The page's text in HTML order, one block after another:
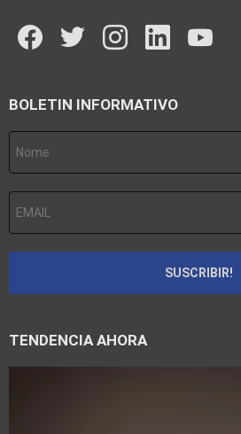
BOLETIN INFORMATIVO
TENDENCIA AHORA